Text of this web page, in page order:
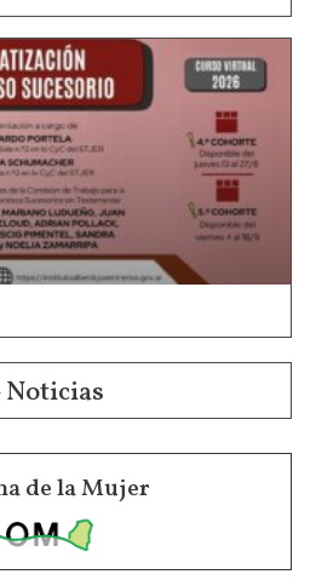
Noticias
de la Mujer